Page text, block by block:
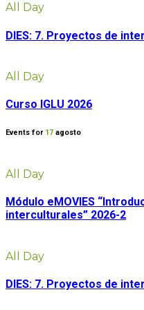
All Day
DIES: 7. Proyectos de
All Day
Curso IGLU 2026
Events for 17 agosto
All Day
Módulo eMOVIES
interculturales” 2026-2
All Day
DIES: 7. Proyectos de